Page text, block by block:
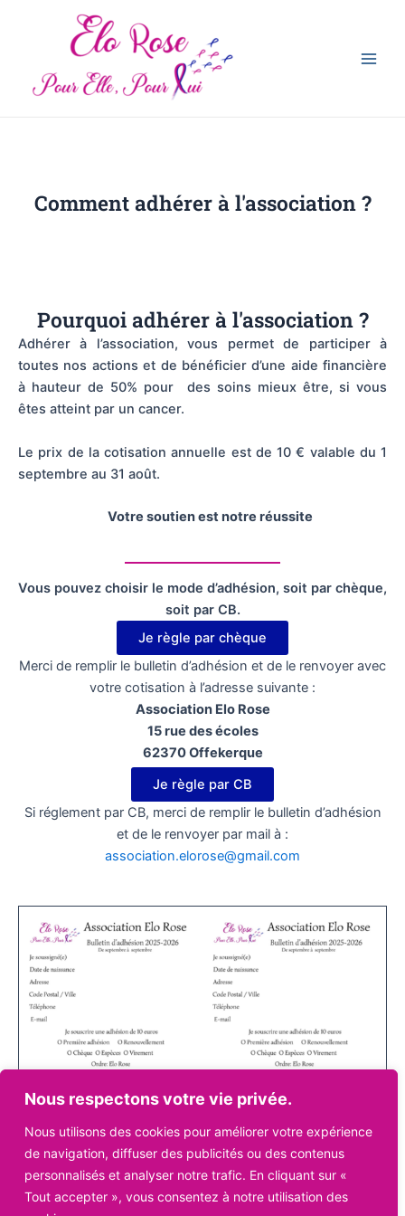
Nous respectons votre vie privée.
Nous utilisons des cookies pour améliorer votre expérience
de navigation, diffuser des publicités ou des contenus
personnalisés et analyser notre trafic. En cliquant sur «
Tout accepter », vous consentez à notre utilisation des
Comment adhérer à l'association ?
Pourquoi adhérer à l'association ?
Adhérer à l’association, vous permet de participer à
toutes nos actions et de bénéficier d’une aide financière
à hauteur de 50% pour des soins mieux être, si vous
êtes atteint par un cancer.
Le prix de la cotisation annuelle est de 10 € valable du 1
septembre au 31 août.
Votre soutien est notre réussite
Vous pouvez choisir le mode d’adhésion, soit par chèque,
soit par CB.
Je règle par chèque
Merci de remplir le bulletin d’adhésion et de le renvoyer avec
votre cotisation à l’adresse suivante :
Association Elo Rose
15 rue des écoles
62370 Offekerque
Je règle par CB
Si réglement par CB, merci de remplir le bulletin d’adhésion
et de le renvoyer par mail à :
association.elorose@gmail.com
Pour télécharger le bulletin d’adhésion, cliquer